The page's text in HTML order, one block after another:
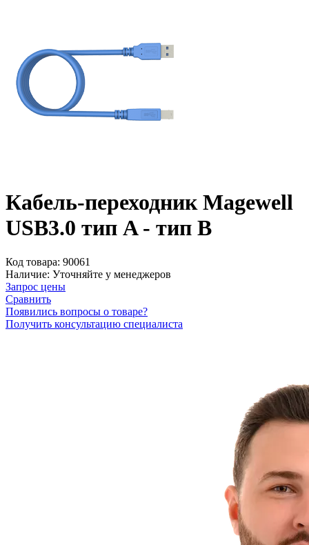
Кабель-переходник Magewell
USB3.0 тип A - тип B
Код товара: 90061
Наличие: Уточняйте у менеджеров
Запрос цены
Сравнить
Появились вопросы о товаре?
Получить консультацию специалиста